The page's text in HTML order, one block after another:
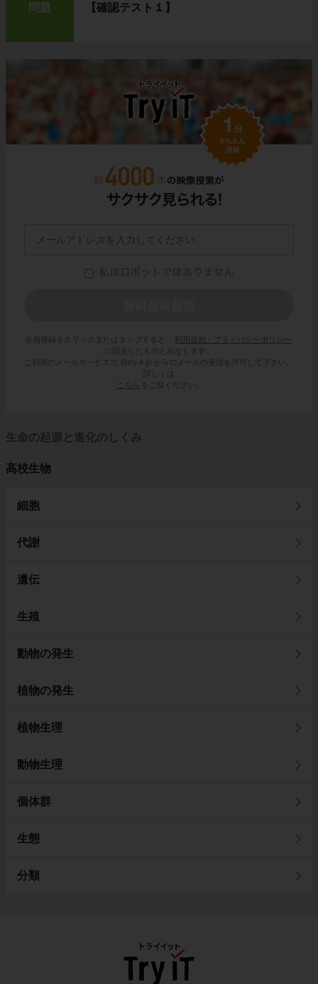
問題 【確認テスト１】
会員登録をクリックまたはタップすると、
利用規約・プライバシーポリシー
に同意したものとみなします。
ご利用のメールサービスで @try-it.jp からのメールの受信を許可して下さい。
詳しくは
こちら
をご覧ください。
生命の起源と進化のしくみ
高校生物
細胞
代謝
遺伝
生殖
動物の発生
植物の発生
植物生理
動物生理
個体群
生態
分類